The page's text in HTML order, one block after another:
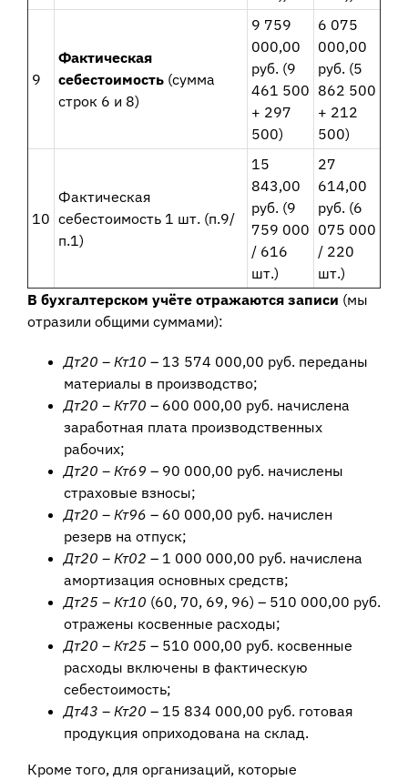
9
Фактическая
себестоимость(сумма
строк 6 и 8)
9 759
000,00
руб. (9
461 500
+ 297
500)
6 075
000,00
руб. (5
862 500
+ 212
500)
10
Фактическая
себестоимость 1 шт. (п.9/
п.1)
15
843,00
руб. (9
759 000
/ 616
шт.)
27
614,00
руб. (6
075 000
/ 220
шт.)
В бухгалтерском учёте отражаются записи (мы
отразили общими суммами):
Дт20 – Кт10 – 13 574 000,00 руб. переданы
материалы в производство;
Дт20 – Кт70 – 600 000,00 руб. начислена
заработная плата производственных
рабочих;
Дт20 – Кт69 – 90 000,00 руб. начислены
страховые взносы;
Дт20 – Кт96 – 60 000,00 руб. начислен
резерв на отпуск;
Дт20 – Кт02 – 1 000 000,00 руб. начислена
амортизация основных средств;
Дт25 – Кт10 (60, 70, 69, 96) – 510 000,00 руб.
отражены косвенные расходы;
Дт20 – Кт25 – 510 000,00 руб. косвенные
расходы включены в фактическую
себестоимость;
Дт43 – Кт20 – 15 834 000,00 руб. готовая
продукция оприходована на склад.
Кроме того, для организаций, которые